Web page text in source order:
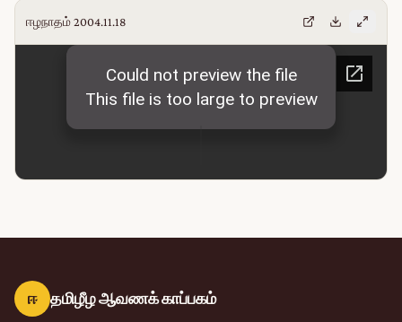
ஈழநாதம் 2004.11.18
ஈ தமிழீழ ஆவணக் காப்பகம்